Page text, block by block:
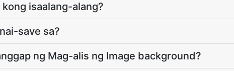
isaalang-alang?
save sa?
ng Mag-alis ng Image background?